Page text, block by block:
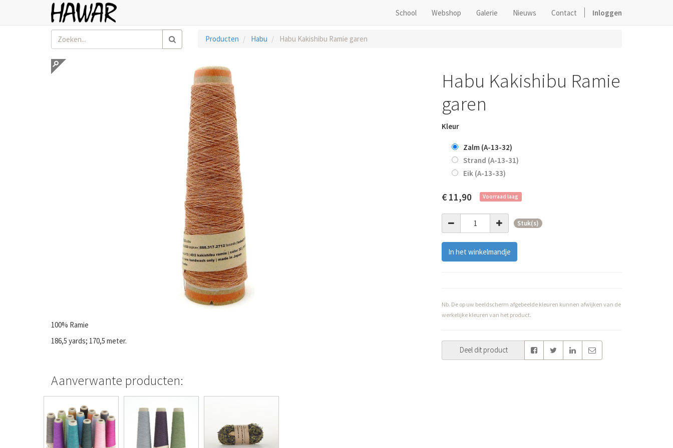
School Webshop Galerie Nieuws Contact Inloggen
Producten Habu Habu Kakishibu Ramie garen
Habu Kakishibu Ramie
garen
Kleur
Zalm (A-13-32)
Strand (A-13-31)
Eik (A-13-33)
€ 11,90 Voorraad laag
Stuk(s)
In het winkelmandje
Nb. De op uw beeldscherm afgebeelde kleuren kunnen afwijken van de
werkelijke kleuren van het product.
Deel dit product
100% Ramie
186,5 yards; 170,5 meter.
Aanverwante producten: